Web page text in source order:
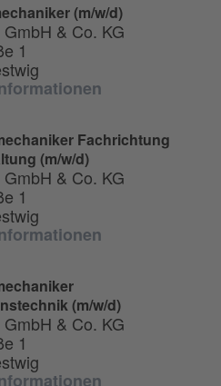
(m/w/d)
& Co. KG
1
Fachrichtung
(m/w/d)
& Co. KG
1
(m/w/d)
& Co. KG
1